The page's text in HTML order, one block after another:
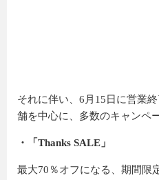
それに伴い、6月15日に営業
舗を中心に、多数のキャンペ
・「Thanks SALE」
最大70％オフになる、期間限